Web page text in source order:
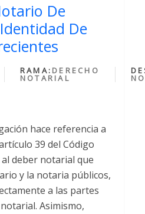
De
De
RAMA: DERECHO
NOTARIAL
hace referencia a
39 del Código
deber notarial que
y la notaria públicos,
a las partes
Asimismo,